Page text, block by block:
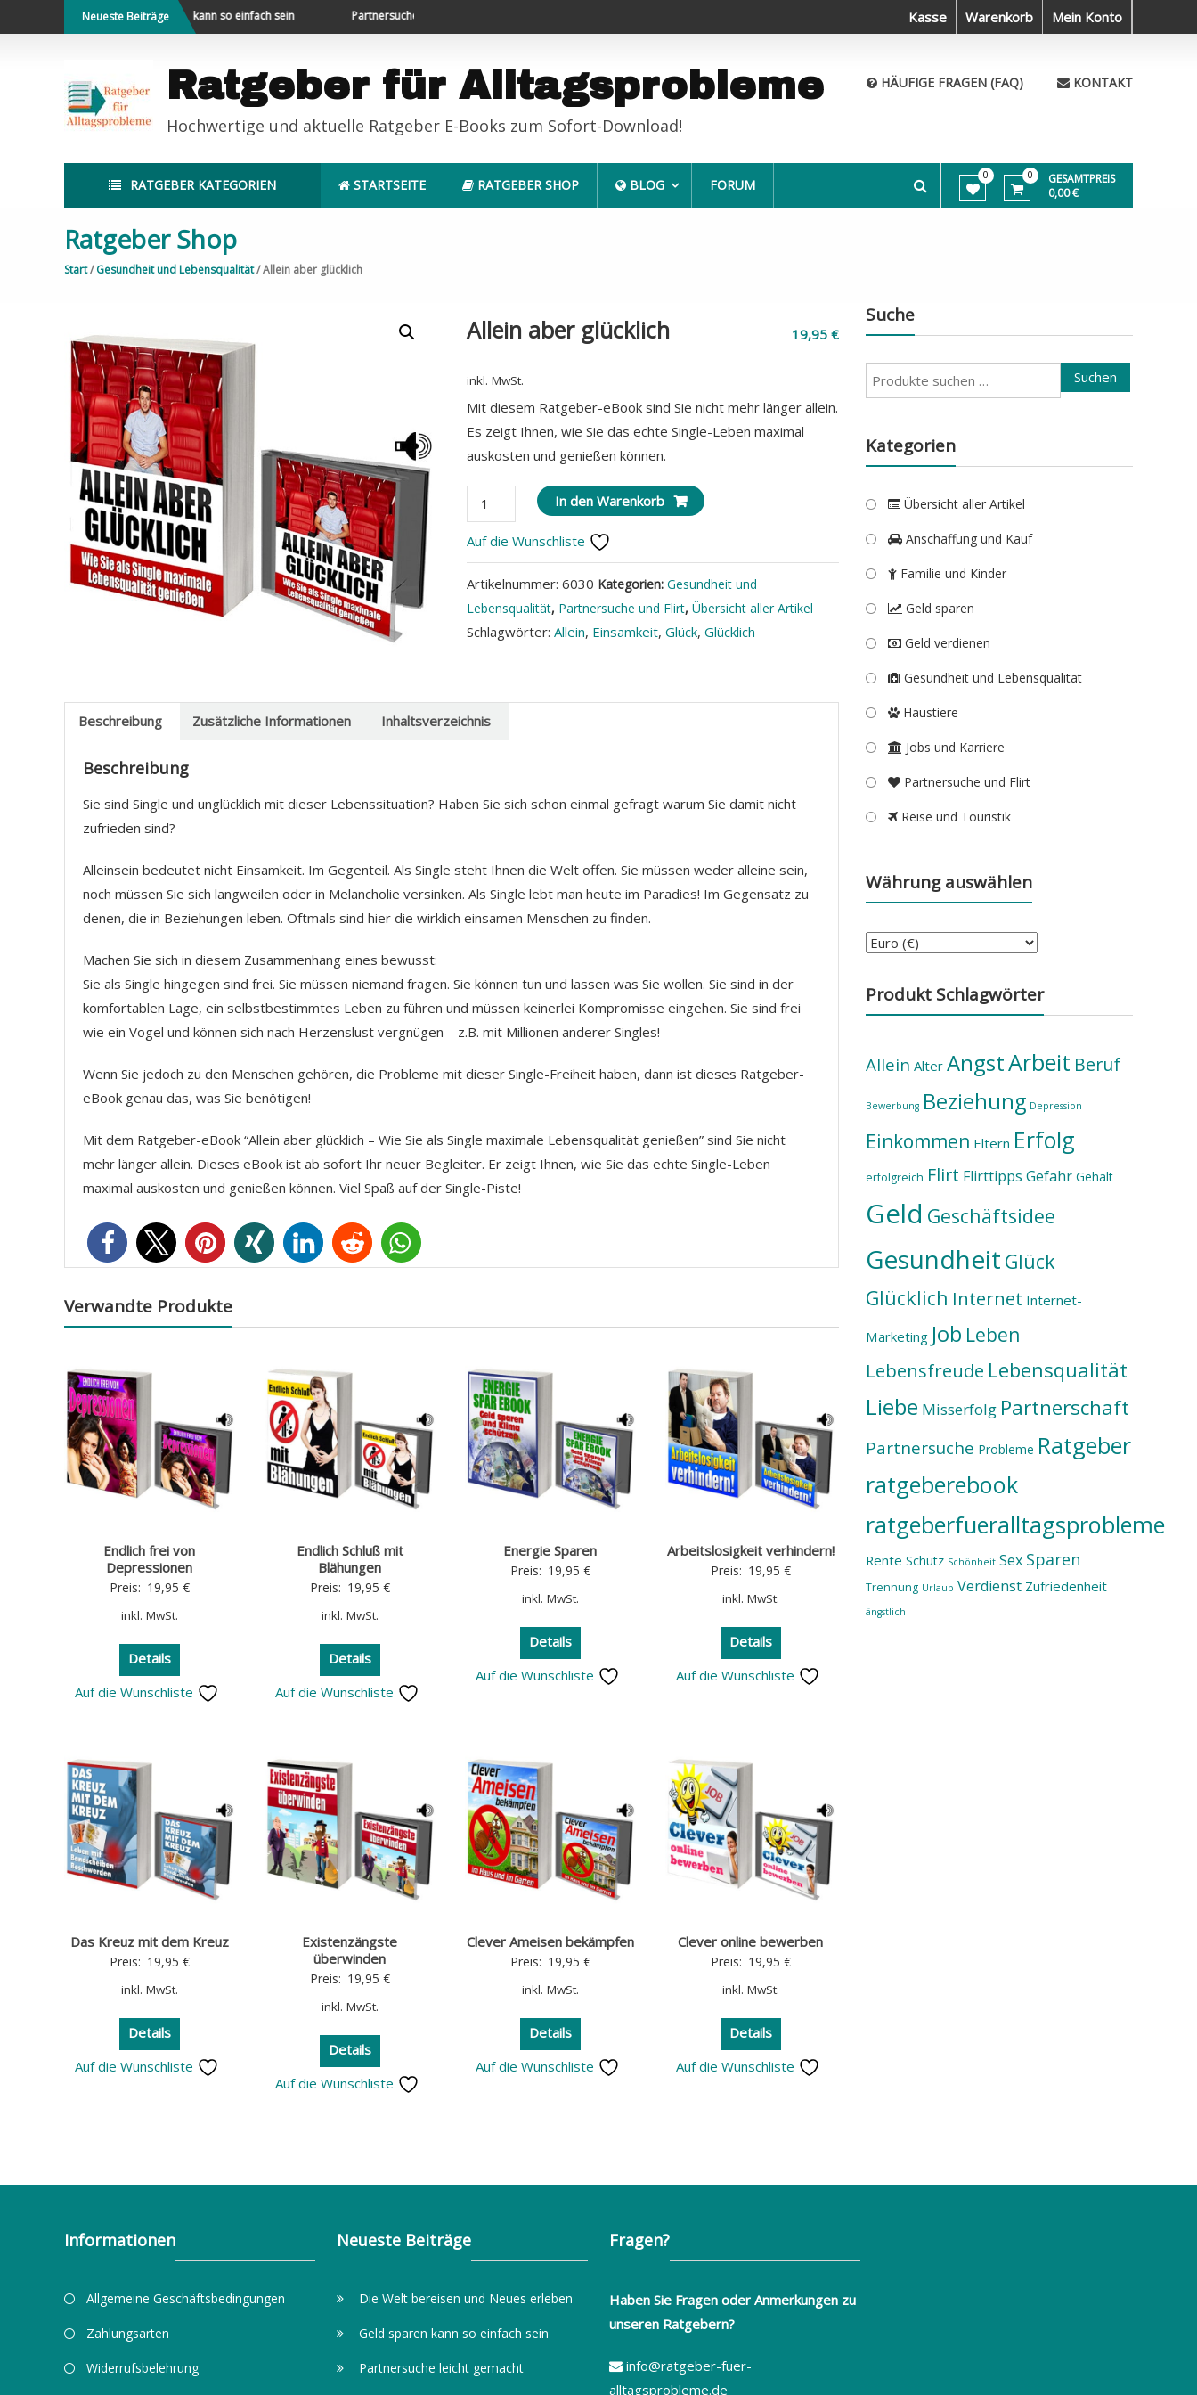
zum
Neueste Beiträge
Geld sparen kann so einfach sein Partnersuche leicht gemacht Haustiere sind auch nur Menschen Die Welt bereisen und Neues erleben
Kasse Warenkorb Mein Konto
Ratgeber für Alltagsprobleme
Hochwertige und aktuelle Ratgeber E-Books zum Sofort-Download!
HÄUFIGE FRAGEN (FAQ) KONTAKT
RATGEBER KATEGORIEN STARTSEITE RATGEBER SHOP BLOG FORUM
0 0
GESAMTPREIS
0,00 €
Ratgeber Shop
Start/Gesundheit und Lebensqualität/ Allein aber glücklich
Allein aber glücklich 19,95 €
inkl. MwSt.
Mit diesem Ratgeber-eBook sind Sie nicht mehr länger allein.
Es zeigt Ihnen, wie Sie das echte Single-Leben maximal
auskosten und genießen können.
Allein
aber
glücklich
Menge
In den Warenkorb
Auf die Wunschliste
Artikelnummer:6030 Kategorien:Gesundheit und
Lebensqualität, Partnersuche und Flirt,Übersicht aller Artikel
Schlagwörter:Allein, Einsamkeit,Glück,Glücklich
Beschreibung Zusätzliche Informationen Inhaltsverzeichnis
Beschreibung
Sie sind Single und unglücklich mit dieser Lebenssituation? Haben Sie sich schon einmal gefragt warum Sie damit nicht
zufrieden sind?
Alleinsein bedeutet nicht Einsamkeit. Im Gegenteil. Als Single steht Ihnen die Welt offen. Sie müssen weder alleine sein,
noch müssen Sie sich langweilen oder in Melancholie versinken. Als Single lebt man heute im Paradies! Im Gegensatz zu
denen, die in Beziehungen leben. Oftmals sind hier die wirklich einsamen Menschen zu finden.
Machen Sie sich in diesem Zusammenhang eines bewusst:
Sie als Single hingegen sind frei. Sie müssen niemand fragen. Sie können tun und lassen was Sie wollen. Sie sind in der
komfortablen Lage, ein selbstbestimmtes Leben zu führen und müssen keinerlei Kompromisse eingehen. Sie sind frei
wie ein Vogel und können sich nach Herzenslust vergnügen – z.B. mit Millionen anderer Singles!
Wenn Sie jedoch zu den Menschen gehören, die Probleme mit dieser Single-Freiheit haben, dann ist dieses Ratgeber-
eBook genau das, was Sie benötigen!
Mit dem Ratgeber-eBook “Allein aber glücklich – Wie Sie als Single maximale Lebensqualität genießen” sind Sie nicht
mehr länger allein. Dieses eBook ist ab sofort Ihr neuer Begleiter. Er zeigt Ihnen, wie Sie das echte Single-Leben
maximal auskosten und genießen können. Viel Spaß auf der Single-Piste!
Verwandte Produkte
Endlich frei von
Depressionen
Preis: 19,95 €
inkl. MwSt.
Details
Auf die Wunschliste
Endlich Schluß mit
Blähungen
Preis: 19,95 €
inkl. MwSt.
Details
Auf die Wunschliste
Energie Sparen
Preis: 19,95 €
inkl. MwSt.
Details
Auf die Wunschliste
Arbeitslosigkeit verhindern!
Preis: 19,95 €
inkl. MwSt.
Details
Auf die Wunschliste
Das Kreuz mit dem Kreuz
Preis: 19,95 €
inkl. MwSt.
Details
Auf die Wunschliste
Existenzängste
überwinden
Preis: 19,95 €
inkl. MwSt.
Details
Auf die Wunschliste
Clever Ameisen bekämpfen
Preis: 19,95 €
inkl. MwSt.
Details
Auf die Wunschliste
Clever online bewerben
Preis: 19,95 €
inkl. MwSt.
Details
Auf die Wunschliste
Suche
Suchen
nach:
Suchen
Kategorien
Übersicht aller Artikel
Anschaffung und Kauf
Familie und Kinder
Geld sparen
Geld verdienen
Gesundheit und Lebensqualität
Haustiere
Jobs und Karriere
Partnersuche und Flirt
Reise und Touristik
Währung auswählen
Produkt Schlagwörter
Allein Alter AngstArbeit Beruf
Bewerbung Beziehung Depression
Einkommen Eltern Erfolg
erfolgreich Flirt Flirttipps Gefahr Gehalt
Geld Geschäftsidee
Gesundheit Glück
Glücklich Internet Internet-
Marketing Job Leben
Lebensfreude Lebensqualität
Liebe Misserfolg Partnerschaft
Partnersuche Probleme Ratgeber
ratgeberebook
ratgeberfueralltagsprobleme
Rente Schutz Schönheit Sex Sparen
Trennung Urlaub Verdienst Zufriedenheit
ängstlich
Informationen
Allgemeine Geschäftsbedingungen
Zahlungsarten
Widerrufsbelehrung
Neueste Beiträge
Die Welt bereisen und Neues erleben
Geld sparen kann so einfach sein
Partnersuche leicht gemacht
Fragen?
Haben Sie Fragen oder Anmerkungen zu
unseren Ratgebern?
info@ratgeber-fuer-
alltagsprobleme.de